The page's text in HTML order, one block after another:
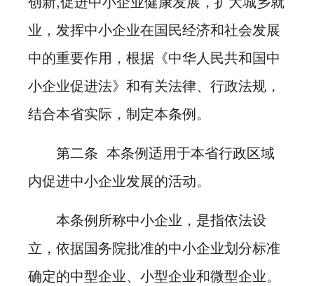
业，发挥中小企业在国民经济和社会发展
中的重要作用，根据《中华人民共和国中
小企业促进法》和有关法律、行政法规，
结合本省实际，制定本条例。
第二条 本条例适用于本省行政区域
内促进中小企业发展的活动。
本条例所称中小企业，是指依法设
立，依据国务院批准的中小企业划分标准
确定的中型企业、小型企业和微型企业。